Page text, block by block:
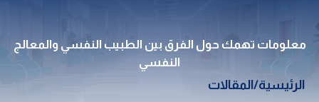
معلومات تهمك حول الفرق بين الطبيب النفسي والمعالج
النفسي
الرئيسية/المقالات